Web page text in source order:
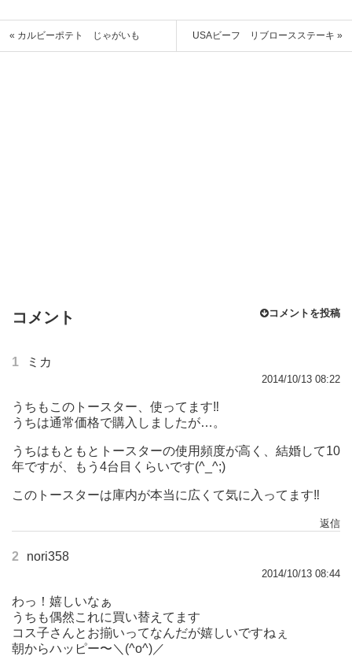
« カルビーポテト じゃがいも USAビーフ リブロースステーキ »
コメント コメントを投稿
1 ミカ
2014/10/13 08:22
うちもこのトースター、使ってます‼︎
うちは通常価格で購入しましたが…。
うちはもともとトースターの使用頻度が高く、結婚して10
年ですが、もう4台目くらいです(^_^;)
このトースターは庫内が本当に広くて気に入ってます‼︎
返信
2 nori358
2014/10/13 08:44
わっ！嬉しいなぁ
うちも偶然これに買い替えてます
コス子さんとお揃いってなんだが嬉しいですねぇ
朝からハッピー〜＼(^o^)／